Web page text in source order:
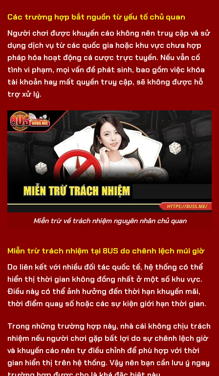
Các trường hợp bắt nguồn từ yếu tố chủ quan
Người chơi được khuyến cáo không nên truy cập và sử
dụng dịch vụ từ các quốc gia hoặc khu vực chưa hợp
pháp hóa hoạt động cá cược trực tuyến. Nếu vẫn cố
tình vi phạm, mọi vấn đề phát sinh, bao gồm việc khóa
tài khoản hay mất quyền truy cập, sẽ không được hỗ
trợ xử lý.
Miễn trừ về trách nhiệm nguyên nhân chủ quan
Miễn trừ trách nhiệm tại 8US do chênh lệch múi giờ
Do liên kết với nhiều đối tác quốc tế, hệ thống có thể
hiển thị thời gian không đồng nhất ở một số khu vực.
Điều này có thể ảnh hưởng đến thời hạn khuyến mãi,
thời điểm quay số hoặc các sự kiện giới hạn thời gian.
Trong những trường hợp này, nhà cái không chịu trách
nhiệm nếu người chơi gặp bất lợi do sự chênh lệch giờ
và khuyến cáo nên tự điều chỉnh để phù hợp với thời
gian hiển thị trên hệ thống. Vậy nên bạn cần lưu ý ngay